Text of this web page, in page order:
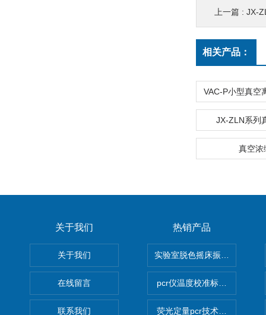
上一篇 : JX-
相关产品：
JX-ZLN系列
真空浓
关于我们
关于我们
在线留言
联系我们
热销产品
实验室脱色摇床振荡器
pcr仪温度校准标定设备
荧光定量pcr技术定制化服务